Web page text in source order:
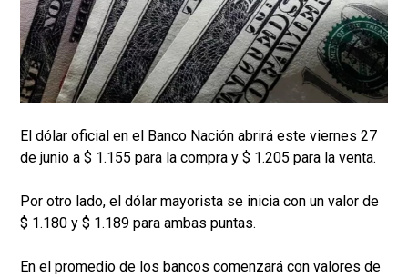
El dólar oficial en el Banco Nación abrirá este viernes 27
de junio a $ 1.155 para la compra y $ 1.205 para la venta.
Por otro lado, el dólar mayorista se inicia con un valor de
$ 1.180 y $ 1.189 para ambas puntas.
En el promedio de los bancos comenzará con valores de